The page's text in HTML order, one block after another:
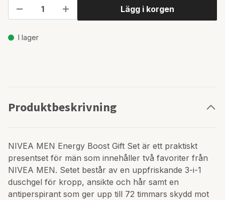
Lägg i korgen
I lager
Produktbeskrivning
NIVEA MEN Energy Boost Gift Set är ett praktiskt
presentset för män som innehåller två favoriter från
NIVEA MEN. Setet består av en uppfriskande 3-i-1
duschgel för kropp, ansikte och hår samt en
antiperspirant som ger upp till 72 timmars skydd mot